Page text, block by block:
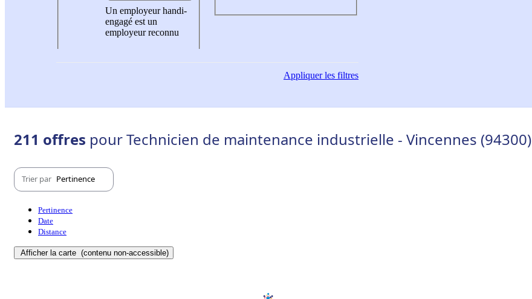
Un employeur handi-
engagé est un
employeur reconnu
Appliquerles filtres
211 offres pour Technicien de maintenance industrielle - Vincennes (94300)
Trier par Pertinence
Pertinence
Date
Distance
Afficher la carte (contenu non-accessible)